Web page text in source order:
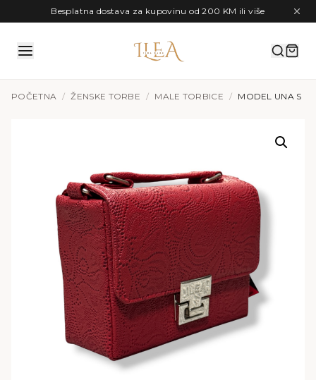
Preskoči na sadržajBesplatna dostava za kupovinu od 200 KM ili više
POČETNA / ŽENSKE TORBE / MALE TORBICE / MODEL UNA S